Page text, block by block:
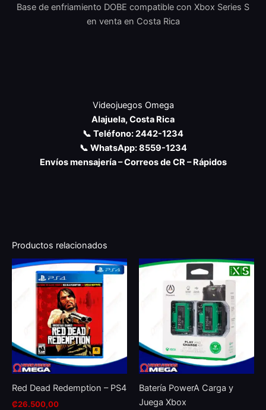
Base de enfriamiento DOBE compatible con Xbox Series S
en venta en Costa Rica
Videojuegos Omega
Alajuela, Costa Rica
📞 Teléfono: 2442-1234
📞 WhatsApp: 8559-1234
Envíos mensajería – Correos de CR – Rápidos
Productos relacionados
Red Dead Redemption – PS4
₡26.500,00
Batería PowerA Carga y
Juega Xbox